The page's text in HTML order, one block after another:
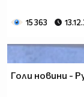
15 363
Голи новини -